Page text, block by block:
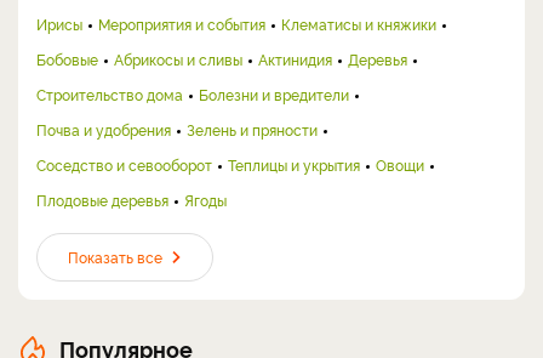
Ирисы
Мероприятия и события
Клематисы и княжики
Бобовые
Абрикосы и сливы Актинидия
Деревья
Строительство дома
Болезни и вредители
Почва и удобрения
Зелень и пряности
Соседство и севооборот
Теплицы и укрытия
Овощи
Плодовые деревья
Ягоды
Показать все
Популярное